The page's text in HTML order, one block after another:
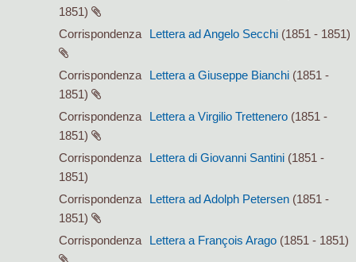
1851)
Corrispondenza
Lettera ad Angelo Secchi (1851 - 1851)
Corrispondenza Lettera a Giuseppe Bianchi (1851 -
1851)
Corrispondenza
Lettera a Virgilio Trettenero (1851 -
1851)
Corrispondenza
Lettera di Giovanni Santini (1851 -
1851)
Corrispondenza
Lettera ad Adolph Petersen (1851 -
1851)
Corrispondenza
Lettera a François Arago (1851 - 1851)